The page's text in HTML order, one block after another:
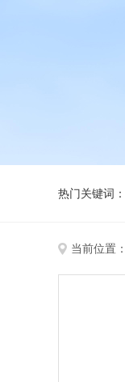
热门关键词：
当前位置：